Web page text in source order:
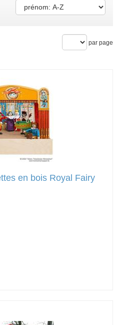
par page
en bois Royal Fairy